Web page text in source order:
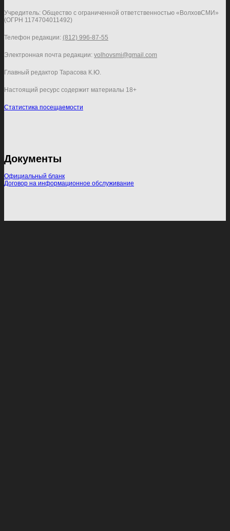
Учредитель: Общество с ограниченной ответственностью «ВолховСМИ»
(ОГРН 1174704011492)
Телефон редакции: (812) 996-87-55
Электронная почта редакции: volhovsmi@gmail.com
Главный редактор Тарасова К.Ю.
Настоящий ресурс содержит материалы 18+
Статистика посещаемости
Документы
Официальный бланк
Договор на информационное обслуживание